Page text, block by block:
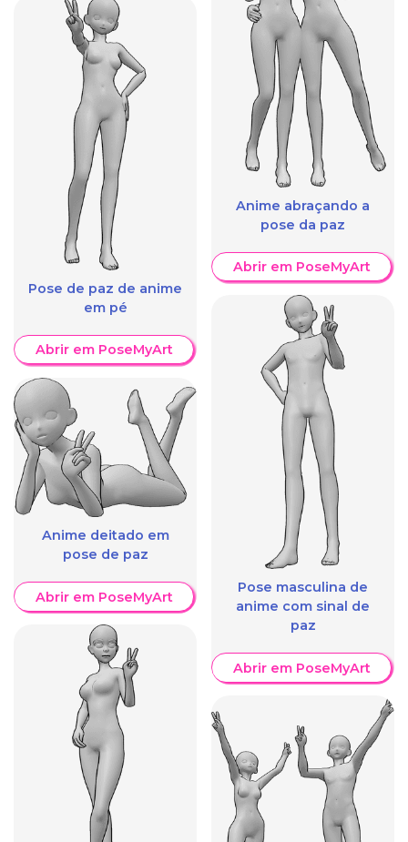
Pose de paz de anime
em pé
Abrir em PoseMyArt
Anime deitado em
pose de paz
Abrir em PoseMyArt
Anime abraçando a
pose da paz
Abrir em PoseMyArt
Pose masculina de
anime com sinal de
paz
Abrir em PoseMyArt